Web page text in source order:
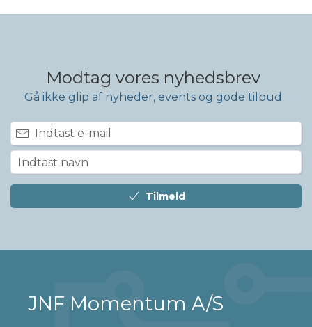
Modtag vores nyhedsbrev
Gå ikke glip af nyheder, events og gode tilbud
Tilmeld
JNF Momentum A/S